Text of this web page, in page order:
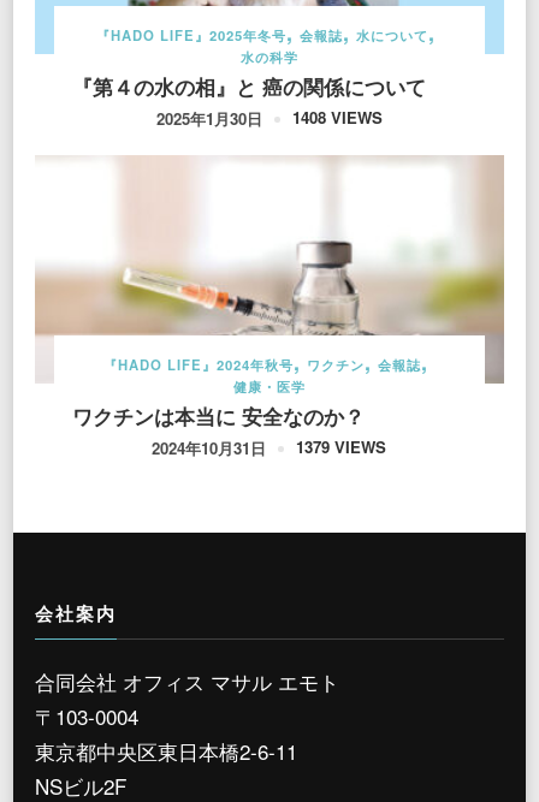
『HADO LIFE』2025年冬号 会報誌
水について
水の科学
『第４の水の相』と 癌の関係について
2025年1月30日 1408 VIEWS
『HADO LIFE』2024年秋号 ワクチン
会報誌
健康・医学
ワクチンは本当に 安全なのか？
2024年10月31日 1379 VIEWS
会社案内
合同会社 オフィス マサル エモト
〒103-0004
東京都中央区東日本橋2-6-11
NSビル2F